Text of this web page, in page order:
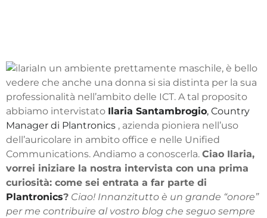
In un ambiente prettamente maschile, è bello
vedere che anche una donna si sia distinta per la sua
professionalità nell’ambito delle ICT. A tal proposito
abbiamo intervistato Ilaria Santambrogio, Country
Manager di Plantronics , azienda pioniera nell’uso
dell’auricolare in ambito office e nelle Unified
Communications. Andiamo a conoscerla. Ciao Ilaria,
vorrei iniziare la nostra intervista con una prima
curiosità: come sei entrata a far parte di
Plantronics? Ciao! Innanzitutto è un grande “onore”
per me contribuire al vostro blog che seguo sempre